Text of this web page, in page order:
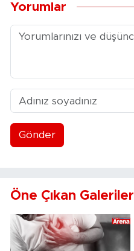
Yorumlar
Gönder
Öne Çıkan Galeriler